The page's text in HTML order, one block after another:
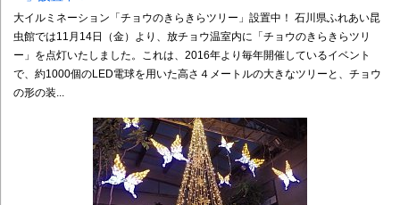
大イルミネーション「チョウのきらきらツリー」設置中！ 石川県ふれあい昆
虫館では11月14日（金）より、放チョウ温室内に「チョウのきらきらツリ
ー」を点灯いたしました。これは、2016年より毎年開催しているイベント
で、約1000個のLED電球を用いた高さ４メートルの大きなツリーと、チョウ
の形の装...